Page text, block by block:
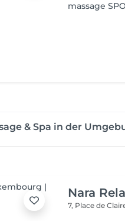
massage
& Spa in der
Nara
7, Place de